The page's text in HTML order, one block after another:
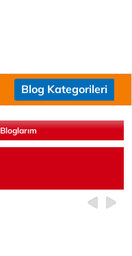
Blog Kategorileri
Bloglarım